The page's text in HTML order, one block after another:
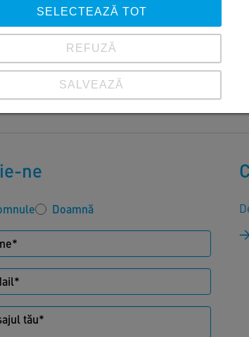
ne
Doamnă
SELECTEAZĂ TOT
REFUZĂ
SALVEAZĂ
Vezi detalii